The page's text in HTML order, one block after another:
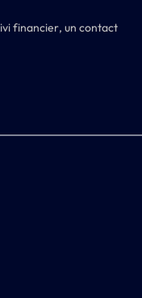
financier, un contact